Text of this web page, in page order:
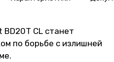
CL станет
по борьбе с излишней